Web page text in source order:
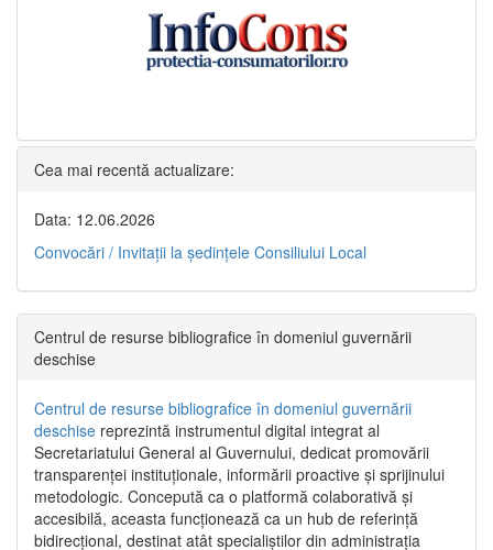
Cea mai recentă actualizare:
Data: 12.06.2026
Convocări / Invitaţii la şedinţele Consiliului Local
Centrul de resurse bibliografice în domeniul guvernării
deschise
Centrul de resurse bibliografice în domeniul guvernării
deschise reprezintă instrumentul digital integrat al
Secretariatului General al Guvernului, dedicat promovării
transparenței instituționale, informării proactive și sprijinului
metodologic. Concepută ca o platformă colaborativă și
accesibilă, aceasta funcționează ca un hub de referință
bidirecțional, destinat atât specialiștilor din administrația